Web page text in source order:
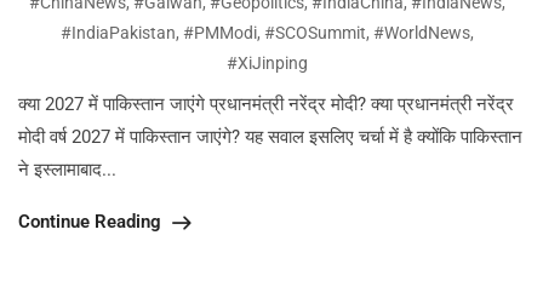
#IndiaPakistan, #PMModi, #SCOSummit, #WorldNews,
#XiJinping
क्या 2027 में पाकिस्तान जाएंगे प्रधानमंत्री नरेंद्र मोदी? क्या प्रधानमंत्री नरेंद्र
मोदी वर्ष 2027 में पाकिस्तान जाएंगे? यह सवाल इसलिए चर्चा में है क्योंकि पाकिस्तान
ने इस्लामाबाद...
Continue Reading